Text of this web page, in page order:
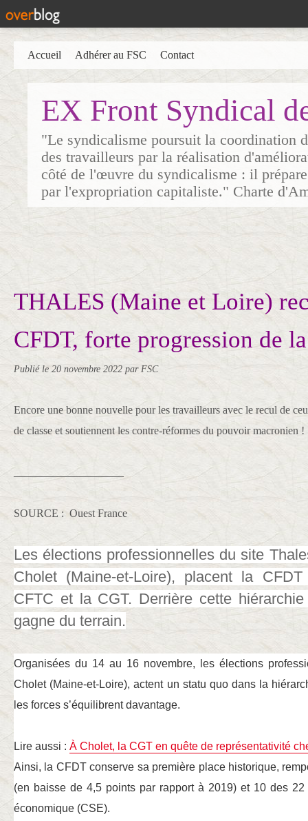
EX Front Syndical
"Le syndicalisme poursuit la coordination
des travailleurs par la réalisation
côté de l'œuvre du syndicalisme : il
par l'expropriation capitaliste." Charte
Accueil Adhérer au FSC Contact
THALES (Maine et Loire)
CFDT, forte progression de
Publié le 20 novembre 2022 par FSC
Encore une bonne nouvelle pour les travailleurs avec le recul de
de classe et soutiennent les contre-réformes du pouvoir macronien !
____________________
SOURCE : Ouest France
Les élections professionnelles du site
Cholet (Maine-et-Loire), placent la
CFTC et la CGT. Derrière cette
gagne du terrain.
Organisées du 14 au 16 novembre, les élections
Cholet (Maine-et-Loire), actent un statu quo dans la
les forces s’équilibrent davantage.
Lire aussi : À Cholet, la CGT en quête de représentativité
Ainsi, la CFDT conserve sa première place historique,
(en baisse de 4,5 points par rapport à 2019) et 10 des
économique (CSE).